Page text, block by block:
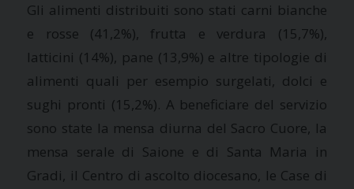
Gli alimenti distribuiti sono stati carni bianche
e rosse (41,2%), frutta e verdura (15,7%),
latticini (14%), pane (13,9%) e altre tipologie di
alimenti quali per esempio surgelati, dolci e
sughi pronti (15,2%). A beneficiare del servizio
sono state la mensa diurna del Sacro Cuore, la
mensa serale di Saione e di Santa Maria in
Gradi, il Centro di ascolto diocesano, le Case di